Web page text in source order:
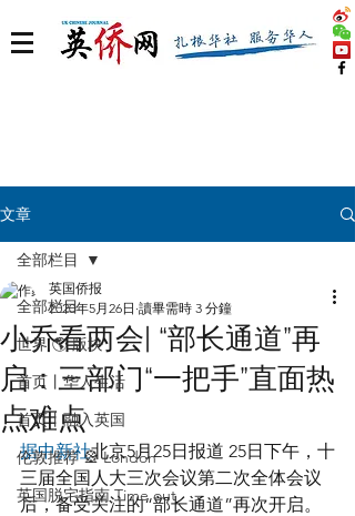
文章
全部栏目
世界 🌎 版块
首页丨华人生活
首页丨融入英国
伦敦推荐 🎡 London
英国脱宅指南 Time out
全部栏目
小乔看两会| “部长通道”再
启：三部门“一把手”直面热
点难点
英国侨报
2020年5月26日 讀畢需時 3 分鐘
据中新社北京5月25日报道 25日下午，十
三届全国人大三次会议第二次全体会议
后，备受关注的“部长通道”再次开启。